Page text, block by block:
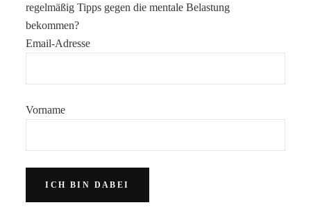
regelmäßig Tipps gegen die mentale Belastung
bekommen?
Email-Adresse
Vorname